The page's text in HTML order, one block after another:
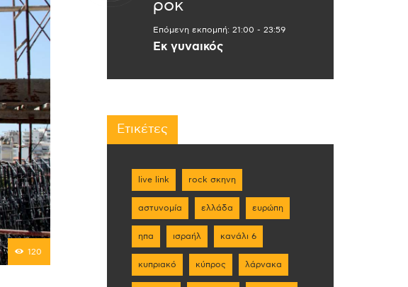
120
ροκ
Επόμενη εκπομπή: 21:00 - 23:59
Εκ γυναικός
Ετικέτες
live link rock σκηνη
αστυνομία ελλάδα ευρώπη
ηπα ισραήλ κανάλι 6
κυπριακό κύπρος λάρνακα